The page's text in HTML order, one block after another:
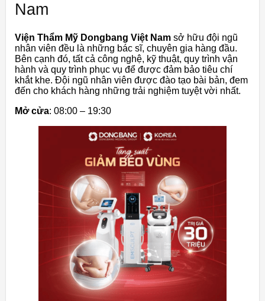
Nam
Viện Thẩm Mỹ Dongbang Việt Nam sở hữu đội ngũ
nhân viên đều là những bác sĩ, chuyên gia hàng đầu.
Bên cạnh đó, tất cả công nghệ, kỹ thuật, quy trình vận
hành và quy trình phục vụ để được đảm bảo tiêu chí
khắt khe. Đội ngũ nhân viên được đào tạo bài bản, đem
đến cho khách hàng những trải nghiệm tuyệt vời nhất.
Mở cửa: 08:00 – 19:30